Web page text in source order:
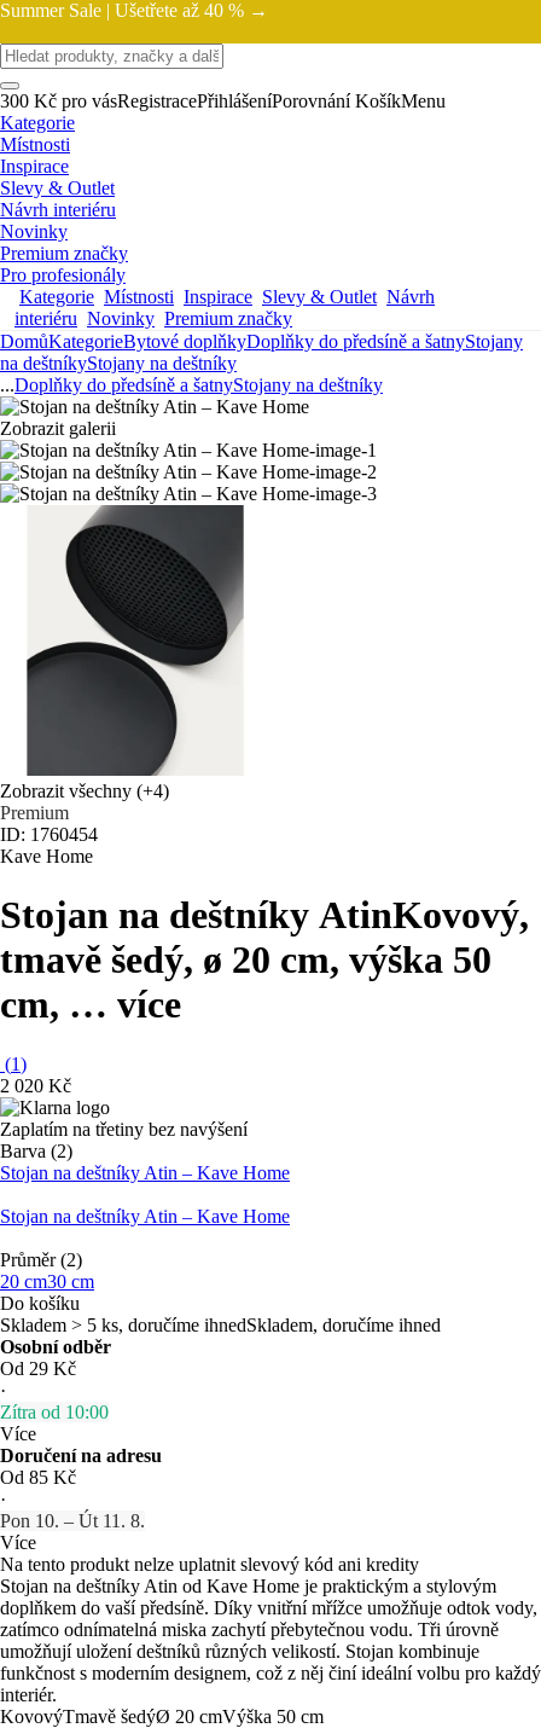
Summer Sale | Ušetřete až 40 % →
300 Kč pro vásRegistracePřihlášeníPorovnání KošíkMenu
Kategorie
Místnosti
Inspirace
Slevy & Outlet
Návrh interiéru
Novinky
Premium značky
Pro profesionály
Kategorie Místnosti Inspirace Slevy & Outlet Návrh
interiéru Novinky Premium značky
DomůKategorieBytové doplňkyDoplňky do předsíně a šatnyStojany
na deštníkyStojany na deštníky
...Doplňky do předsíně a šatnyStojany na deštníky
Zobrazit galerii
Zobrazit všechny (+4)
Premium
ID: 1760454
Kave Home
Stojan na deštníky AtinKovový,
tmavě šedý, ø 20 cm, výška 50
cm, … více
(1)
2 020 Kč
Zaplatím na třetiny bez navýšení
Barva (2)
Stojan na deštníky Atin – Kave Home
Stojan na deštníky Atin – Kave Home
Průměr (2)
20 cm30 cm
Do košíku
Skladem > 5 ks, doručíme ihnedSkladem, doručíme ihned
Osobní odběr
Od 29 Kč
·
Zítra od 10:00
Více
Doručení na adresu
Od 85 Kč
·
Pon 10. – Út 11. 8.
Více
Na tento produkt nelze uplatnit slevový kód ani kredity
Stojan na deštníky Atin od Kave Home je praktickým a stylovým
doplňkem do vaší předsíně. Díky vnitřní mřížce umožňuje odtok vody,
zatímco odnímatelná miska zachytí přebytečnou vodu. Tři úrovně
umožňují uložení deštníků různých velikostí. Stojan kombinuje
funkčnost s moderním designem, což z něj činí ideální volbu pro každý
interiér.
KovovýTmavě šedýØ 20 cmVýška 50 cm